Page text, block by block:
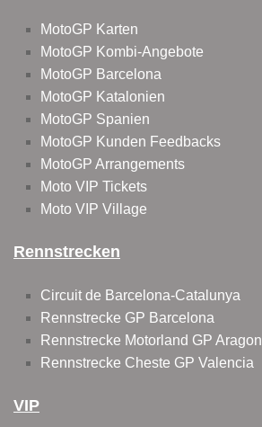
MotoGP Karten
MotoGP Kombi-Angebote
MotoGP Barcelona
MotoGP Katalonien
MotoGP Spanien
MotoGP Kunden Feedbacks
MotoGP Arrangements
Moto VIP Tickets
Moto VIP Village
Rennstrecken
Circuit de Barcelona-Catalunya
Rennstrecke GP Barcelona
Rennstrecke Motorland GP Aragon
Rennstrecke Cheste GP Valencia
VIP